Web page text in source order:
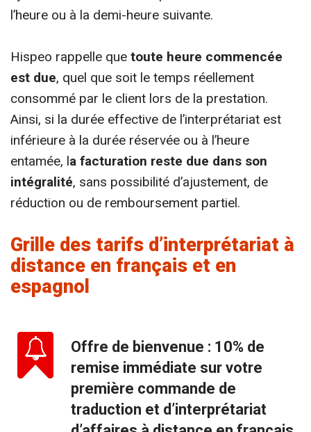
l’heure ou à la demi-heure suivante.
Hispeo rappelle que toute heure commencée
est due, quel que soit le temps réellement
consommé par le client lors de la prestation.
Ainsi, si la durée effective de l’interprétariat est
inférieure à la durée réservée ou à l’heure
entamée, la facturation reste due dans son
intégralité, sans possibilité d’ajustement, de
réduction ou de remboursement partiel.
Grille des tarifs d’interprétariat à
distance en français et en
espagnol
Offre de bienvenue : 10% de
remise immédiate sur votre
première commande de
traduction et d’interprétariat